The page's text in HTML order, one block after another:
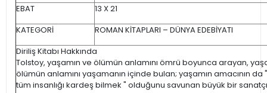
EBAT
13 X 21
KATEGORİ
ROMAN KİTAPLARI – DÜNYA EDEBİYATI
Diriliş Kitabı Hakkında
Tolstoy, yaşamın ve ölümün anlamını ömrü boyunca arayan,
ölümün anlamını yaşamanın içinde bulan; yaşamın amacının
tüm insanlığı kardeş bilmek " olduğunu savunan büyük bir